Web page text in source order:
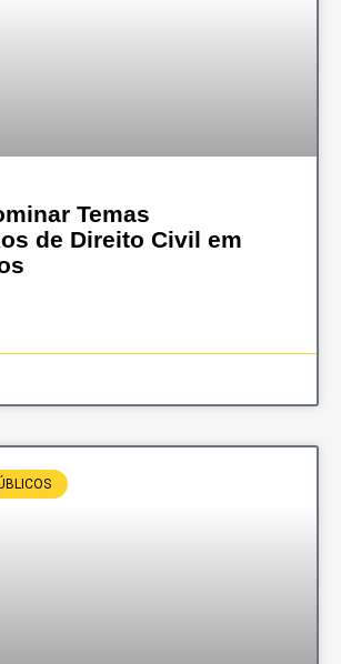
Temas
de Direito Civil em